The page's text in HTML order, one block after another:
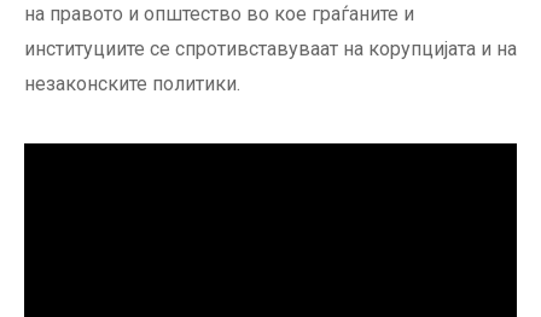
на правото и општество во кое граѓаните и
институциите се спротивставуваат на корупцијата и на
незаконските политики.